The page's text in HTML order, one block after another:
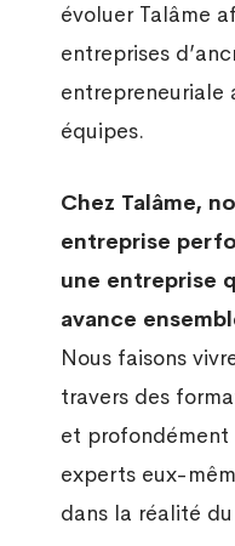
évoluer Talâme
entreprises
équipes.
Chez Talâme,
entreprise
une entreprise
avance
Nous faisons
travers des
et profondément
experts eux-
dans la réalité